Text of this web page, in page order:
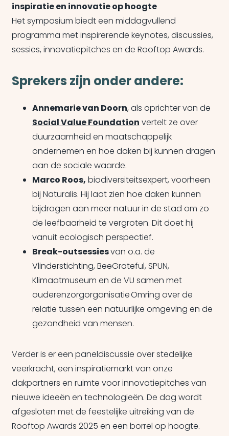
inspiratie en innovatie op hoogte
Het symposium biedt een middagvullend
programma met inspirerende keynotes, discussies,
sessies, innovatiepitches en de Rooftop Awards.
Sprekers zijn onder andere:
Annemarie van Doorn, als oprichter van de
Social Value Foundation vertelt ze over
duurzaamheid en maatschappelijk
ondernemen en hoe daken bij kunnen dragen
aan de sociale waarde.
Marco Roos, biodiversiteitsexpert, voorheen
bij Naturalis. Hij laat zien hoe daken kunnen
bijdragen aan meer natuur in de stad om zo
de leefbaarheid te vergroten. Dit doet hij
vanuit ecologisch perspectief.
Break-outsessiesvan o.a. de
Vlinderstichting, BeeGrateful, SPUN,
Klimaatmuseum en de VU samen met
ouderenzorgorganisatie Omring over de
relatie tussen een natuurlijke omgeving en de
gezondheid van mensen.
Verder is er een paneldiscussie over stedelijke
veerkracht, een inspiratiemarkt van onze
dakpartners en ruimte voor innovatiepitches van
nieuwe ideeën en technologieën. De dag wordt
afgesloten met de feestelijke uitreiking van de
Rooftop Awards 2025 en een borrel op hoogte.